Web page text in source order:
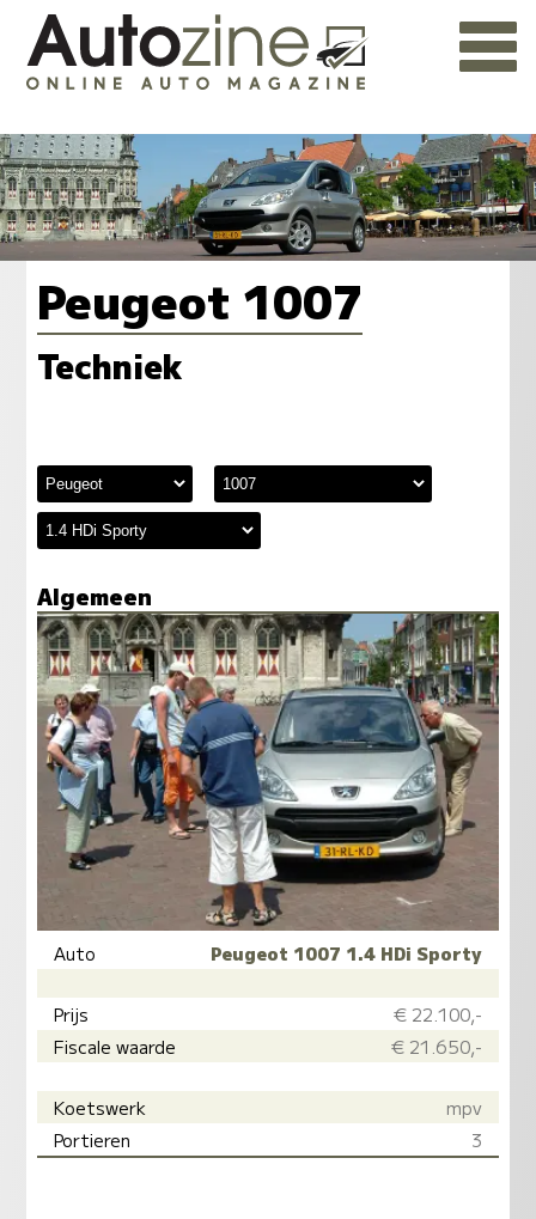
Peugeot 1007
Techniek
Algemeen
Auto Peugeot 1007 1.4 HDi Sporty
Prijs
€ 22.100,-
Fiscale waarde
€ 21.650,-
Koetswerk
mpv
Portieren
3